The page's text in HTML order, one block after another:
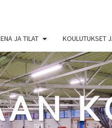
JA TILAT KOULUTUKSET